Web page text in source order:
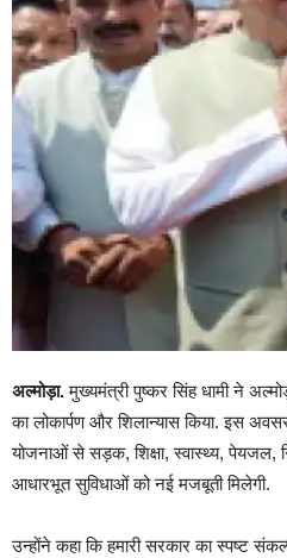
अल्मोड़ा.मुख्यमंत्री पुष्कर सिंह धामी ने
का लोकार्पण और शिलान्यास किया. इस
योजनाओं से सड़क, शिक्षा, स्वास्थ्य, पेयजल,
आधारभूत सुविधाओं को नई मजबूती मिलेगी.
उन्होंने कहा कि हमारी सरकार का स्पष्ट